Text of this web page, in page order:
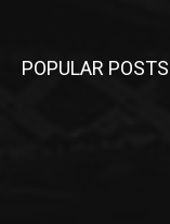
POPULAR POSTS